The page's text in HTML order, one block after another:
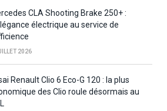
CLA Shooting Brake 250+ :
électrique au service de
2026
Renault Clio 6 Eco-G 120 : la plus
des Clio roule désormais au